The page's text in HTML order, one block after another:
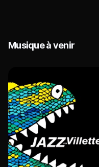
Musique à venir